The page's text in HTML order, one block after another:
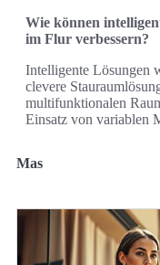
Wie können
im Flur verbessern?
Intelligente Lösungen
clevere
multifunktionalen
Einsatz von variablen
Mas